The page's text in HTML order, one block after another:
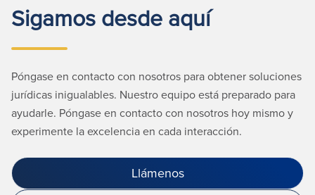
Sigamos desde aquí
Póngase en contacto con nosotros para obtener soluciones
jurídicas inigualables. Nuestro equipo está preparado para
ayudarle. Póngase en contacto con nosotros hoy mismo y
experimente la excelencia en cada interacción.
Llámenos